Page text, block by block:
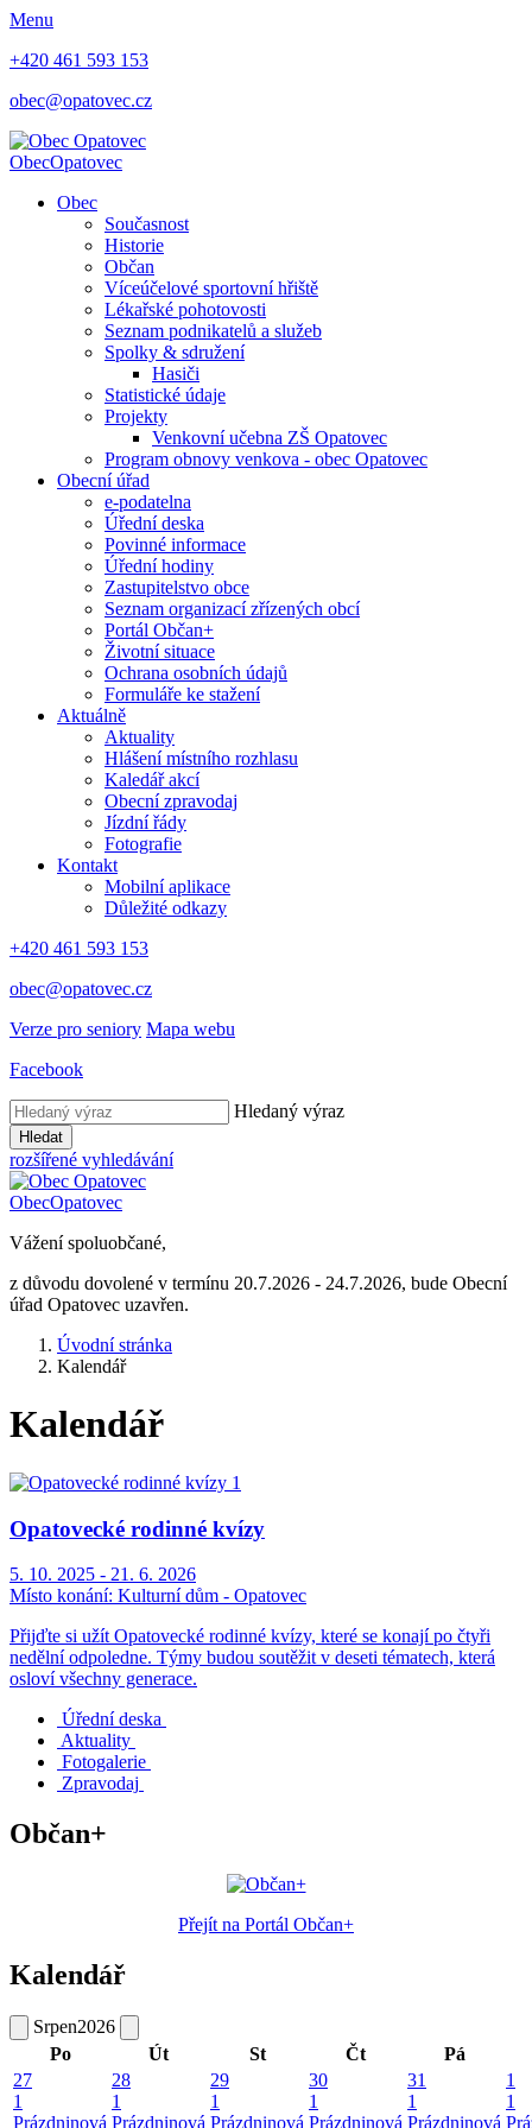
Menu
+420 461 593 153
obec@opatovec.cz
ObecOpatovec
Obec
Současnost
Historie
Občan
Víceúčelové sportovní hřiště
Lékařské pohotovosti
Seznam podnikatelů a služeb
Spolky & sdružení
Hasiči
Statistické údaje
Projekty
Venkovní učebna ZŠ Opatovec
Program obnovy venkova - obec Opatovec
Obecní úřad
e-podatelna
Úřední deska
Povinné informace
Úřední hodiny
Zastupitelstvo obce
Seznam organizací zřízených obcí
Portál Občan+
Životní situace
Ochrana osobních údajů
Formuláře ke stažení
Aktuálně
Aktuality
Hlášení místního rozhlasu
Kaledář akcí
Obecní zpravodaj
Jízdní řády
Fotografie
Kontakt
Mobilní aplikace
Důležité odkazy
+420 461 593 153
obec@opatovec.cz
Verze pro seniory Mapa webu
Facebook
Hledaný výraz
Hledat
rozšířené vyhledávání
ObecOpatovec
Vážení spoluobčané,
z důvodu dovolené v termínu 20.7.2026 - 24.7.2026, bude Obecní
úřad Opatovec uzavřen.
Úvodní stránka
Kalendář
Kalendář
Opatovecké rodinné kvízy
5. 10. 2025 - 21. 6. 2026
Místo konání: Kulturní dům - Opatovec
Přijďte si užít Opatovecké rodinné kvízy, které se konají po čtyři
nedělní odpoledne. Týmy budou soutěžit v deseti tématech, která
osloví všechny generace.
Úřední deska
Aktuality
Fotogalerie
Zpravodaj
Občan+
Přejít na Portál Občan+
Kalendář
Srpen2026
Po
Út St Čt
Pá
27
1
Prázdninová
28
1
Prázdninová
29
1
Prázdninová
30
1
Prázdninová
31
1
Prázdninová
1
1